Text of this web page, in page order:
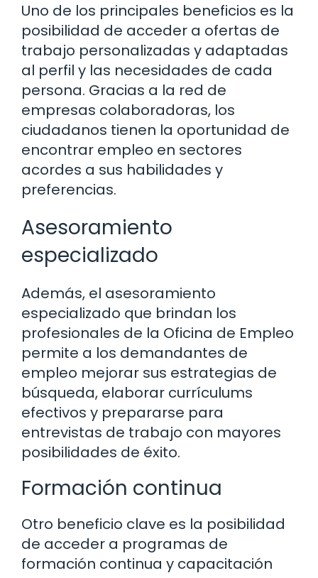
Uno de los principales beneficios es la
posibilidad de acceder a ofertas de
trabajo personalizadas y adaptadas
al perfil y las necesidades de cada
persona. Gracias a la red de
empresas colaboradoras, los
ciudadanos tienen la oportunidad de
encontrar empleo en sectores
acordes a sus habilidades y
preferencias.
Asesoramiento
especializado
Además, el asesoramiento
especializado que brindan los
profesionales de la Oficina de Empleo
permite a los demandantes de
empleo mejorar sus estrategias de
búsqueda, elaborar currículums
efectivos y prepararse para
entrevistas de trabajo con mayores
posibilidades de éxito.
Formación continua
Otro beneficio clave es la posibilidad
de acceder a programas de
formación continua y capacitación